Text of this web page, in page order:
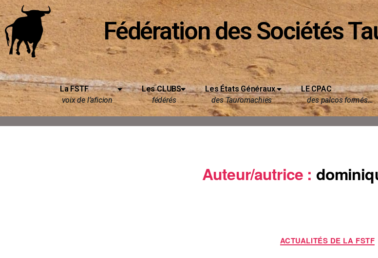
Fédération des Sociétés
La FSTF
voix de l’aficion
Les CLUBS
fédérés
Les États Généraux
des Tauromachies
LE CPAC
des palcos formés…
Auteur/autrice :
ACTUALITÉS DE LA FSTF